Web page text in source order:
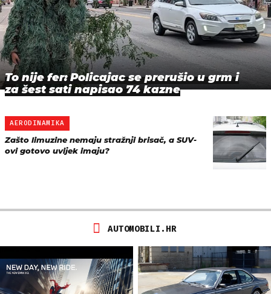
To nije fer: Policajac se prerušio u grm i
za šest sati napisao 74 kazne
AERODINAMIKA
Zašto limuzine nemaju stražnji brisač, a SUV-
ovi gotovo uvijek imaju?